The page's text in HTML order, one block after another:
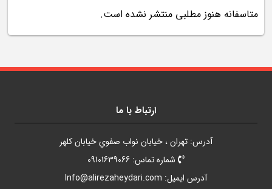
صفحه اصلی
پادکست سگ ها
متاسفانه هنوز مطلبی منتشر نشده است.
ارتباط با ما
آدرس: تهران ، خيابان نواب صفوي خيابان کلهر
شماره تماس: 09101639066
آدرس ايميل: Info@alirezaheydari.com